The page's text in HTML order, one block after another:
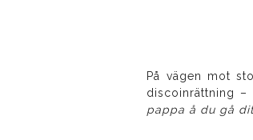
På vägen mot
discoinrättning
pappa å du gå